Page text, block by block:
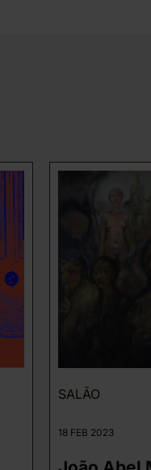
SALÃO
18 FEB 2023